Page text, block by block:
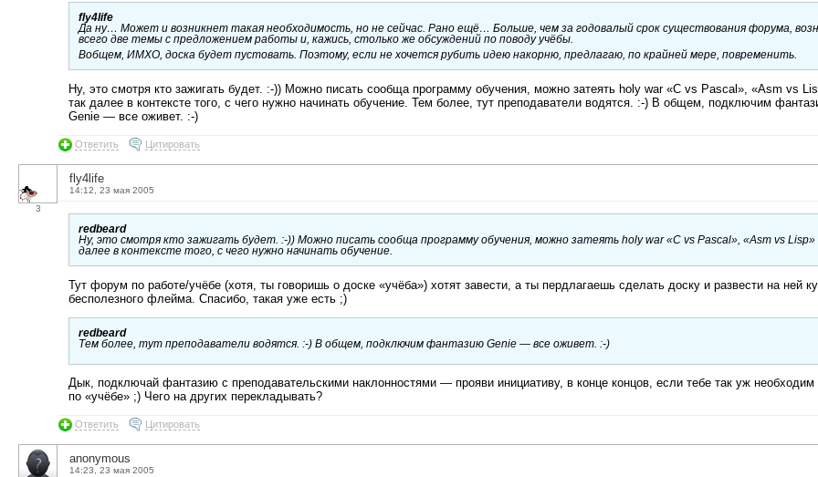
fly4life
Да ну… Может и возникнет такая необходимость, но не сейчас. Рано ещё… Больше, чем за годовалый срок существования форума,
всего две темы с предложением работы и, кажись, столько же обсуждений по поводу учёбы.
Вобщем, ИМХО, доска будет пустовать. Поэтому, если не хочется рубить идею накорню, предлагаю, по крайней мере, повременить.
Ну, это смотря кто зажигать будет. :-)) Можно писать сообща программу обучения, можно затеять holy war «C vs Pascal», «Asm vs
так далее в контексте того, с чего нужно начинать обучение. Тем более, тут преподаватели водятся. :-) В общем, подключим
Genie — все оживет. :-)
Ответить Цитировать
3
fly4life
14:12, 23 мая 2005
redbeard
Ну, это смотря кто зажигать будет. :-)) Можно писать сообща программу обучения, можно затеять holy war «C vs Pascal», «Asm vs
далее в контексте того, с чего нужно начинать обучение.
Тут форум по работе/учёбе (хотя, ты говоришь о доске «учёба») хотят завести, а ты пердлагаешь сделать доску и развести на ней
бесполезного флейма. Спасибо, такая уже есть ;)
redbeard
Тем более, тут преподаватели водятся. :-) В общем, подключим фантазию Genie — все оживет. :-)
Дык, подключай фантазию с преподавательскими наклонностями — прояви инициативу, в конце концов, если тебе так уж
по «учёбе» ;) Чего на других перекладывать?
Ответить Цитировать
anonymous
14:23, 23 мая 2005